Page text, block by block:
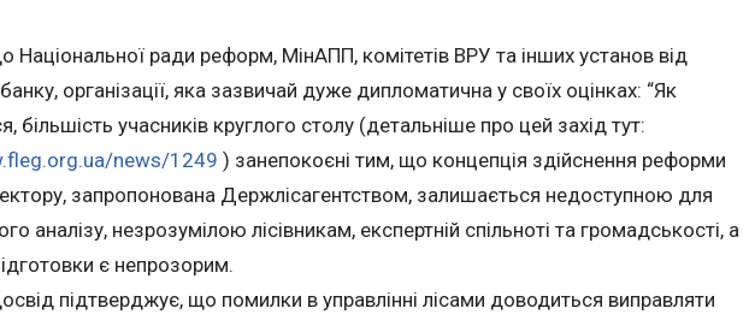
Національної ради реформ, МінАПП, комітетів ВРУ та інших установ від
організації, яка зазвичай дуже дипломатична у своїх оцінках: “Як
більшість учасників круглого столу (детальніше про цей захід тут:
news/1249 ) занепокоєні тим, що концепція здійснення реформи
запропонована Держлісагентством, залишається недоступною для
аналізу, незрозумілою лісівникам, експертній спільноті та громадськості, а
є непрозорим.
підтверджує, що помилки в управлінні лісами доводиться виправляти